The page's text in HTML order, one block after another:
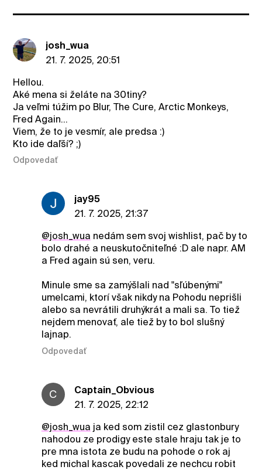
josh_wua
21. 7. 2025, 20:51
Hellou.
Aké mena si želáte na 30tiny?
Ja veľmi túžim po Blur, The Cure, Arctic Monkeys,
Fred Again…
Viem, že to je vesmír, ale predsa :)
Kto ide daľší? ;)
Odpovedať
jay95
21. 7. 2025, 21:37
@josh_wua nedám sem svoj wishlist, pač by to
bolo drahé a neuskutočniteľné :D ale napr. AM
a Fred again sú sen, veru.
Minule sme sa zamýšlali nad "sľúbenými"
umelcami, ktorí však nikdy na Pohodu neprišli
alebo sa nevrátili druhýkrát a mali sa. To tiež
nejdem menovať, ale tiež by to bol slušný
lajnap.
Odpovedať
C
Captain_Obvious
21. 7. 2025, 22:12
@josh_wua ja ked som zistil cez glastonbury
nahodou ze prodigy este stale hraju tak je to
pre mna istota ze budu na pohode o rok aj
ked michal kascak povedali ze nechcu robit